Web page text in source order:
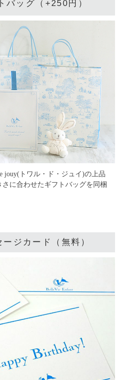
バッグ（+250円）
jouy(トワル・ド・ジュイ)の上品
さに合わせたギフトバッグを同梱
ジカード（無料）